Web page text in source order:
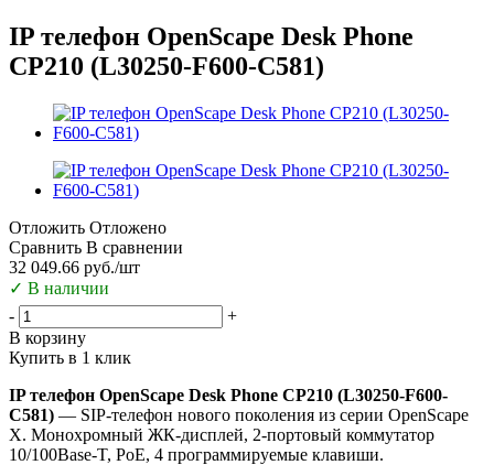
IP телефон OpenScape Desk Phone
CP210 (L30250-F600-C581)
Отложить Отложено
Сравнить В сравнении
32 049.66 руб./шт
✓ В наличии
-
+
В корзину
Купить в 1 клик
IP телефон OpenScape Desk Phone CP210 (L30250-F600-
C581) — SIP-телефон нового поколения из серии OpenScape
X. Монохромный ЖК-дисплей, 2-портовый коммутатор
10/100Base-T, PoE, 4 программируемые клавиши.